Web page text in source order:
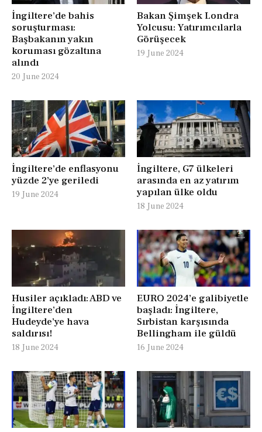
İngiltere’de bahis
soruşturması:
Başbakanın yakın
koruması gözaltına
alındı
20 June 2024
Bakan Şimşek Londra
Yolcusu: Yatırımcılarla
Görüşecek
19 June 2024
İngiltere’de enflasyonu
yüzde 2’ye geriledi
19 June 2024
İngiltere, G7 ülkeleri
arasında en az yatırım
yapılan ülke oldu
18 June 2024
Husiler açıkladı: ABD ve
İngiltere’den
Hudeyde’ye hava
saldırısı!
18 June 2024
EURO 2024’e galibiyetle
başladı: İngiltere,
Sırbistan karşısında
Bellingham ile güldü
16 June 2024